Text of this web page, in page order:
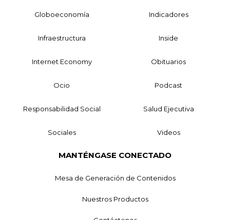
Globoeconomía Indicadores
Infraestructura Inside
Internet Economy Obituarios
Ocio Podcast
Responsabilidad Social Salud Ejecutiva
Sociales Videos
MANTÉNGASE CONECTADO
Mesa de Generación de Contenidos
Nuestros Productos